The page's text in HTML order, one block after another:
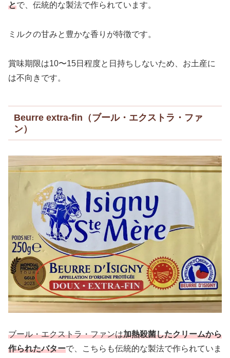
とで、伝統的な製法で作られています。
ミルクの甘みと豊かな香りが特徴です。
賞味期限は10〜15日程度と日持ちしないため、お土産に
は不向きです。
Beurre extra-fin（ブール・エクストラ・ファ
ン）
ブール・エクストラ・ファンは加熱殺菌したクリームから
作られたバターで、こちらも伝統的な製法で作られていま